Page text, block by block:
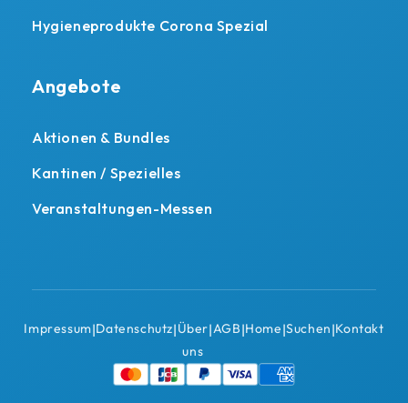
Hygieneprodukte Corona Spezial
Angebote
Aktionen & Bundles
Kantinen / Spezielles
Veranstaltungen-Messen
Impressum|Datenschutz|Über
uns
|AGB|Home|Suchen|Kontakt